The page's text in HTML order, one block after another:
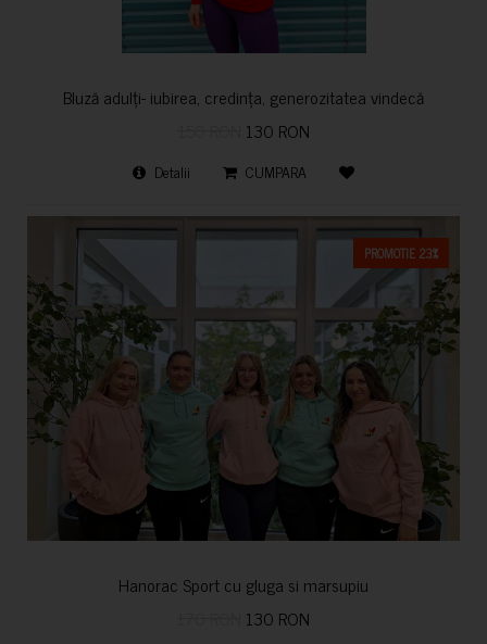
Bluză adulți- iubirea, credința, generozitatea vindecă
130 RON
Detalii CUMPARA
PROMOTIE 23%
Hanorac Sport cu gluga si marsupiu
130 RON